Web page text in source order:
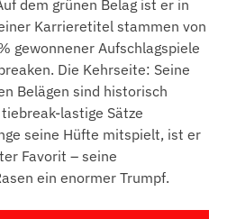
dem grünen Belag ist er in
Karrieretitel stammen von
gewonnener Aufschlagspiele
Die Kehrseite: Seine
Belägen sind historisch
lastige Sätze
seine Hüfte mitspielt, ist er
Favorit – seine
ein enormer Trumpf.